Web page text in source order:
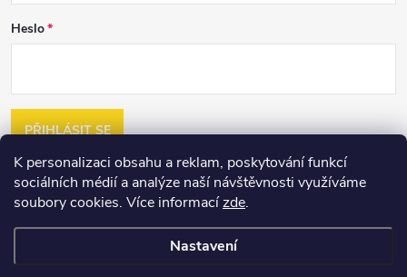
K personalizaci obsahu a reklam, poskytování funkcí
sociálních médií a analýze naší návštěvnosti využíváme
soubory cookies. Více informacízde.
Nastavení
Heslo
PŘIHLÁSIT SE
Nová registrace
Zapomenuté heslo
. Všechna práva vyhrazena.